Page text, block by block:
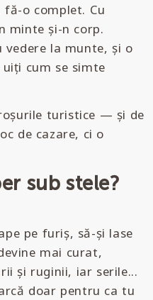
o complet. Cu
minte și-n corp.
vedere la munte, și o
cum se simte
turistice — și de
de cazare, ci o
sub stele?
pe furiș, să-și lase
mai curat,
și ruginii, iar serile...
doar pentru ca tu